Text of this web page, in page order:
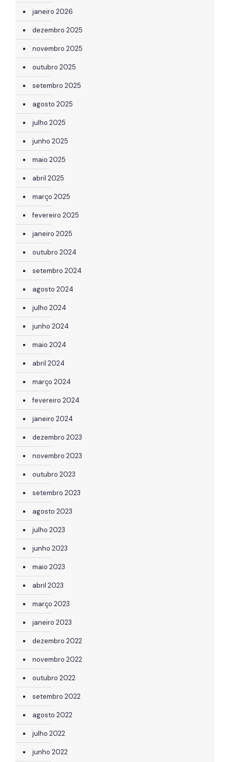
janeiro 2026
dezembro 2025
novembro 2025
outubro 2025
setembro 2025
agosto 2025
julho 2025
junho 2025
maio 2025
abril 2025
março 2025
fevereiro 2025
janeiro 2025
outubro 2024
setembro 2024
agosto 2024
julho 2024
junho 2024
maio 2024
abril 2024
março 2024
fevereiro 2024
janeiro 2024
dezembro 2023
novembro 2023
outubro 2023
setembro 2023
agosto 2023
julho 2023
junho 2023
maio 2023
abril 2023
março 2023
janeiro 2023
dezembro 2022
novembro 2022
outubro 2022
setembro 2022
agosto 2022
julho 2022
junho 2022